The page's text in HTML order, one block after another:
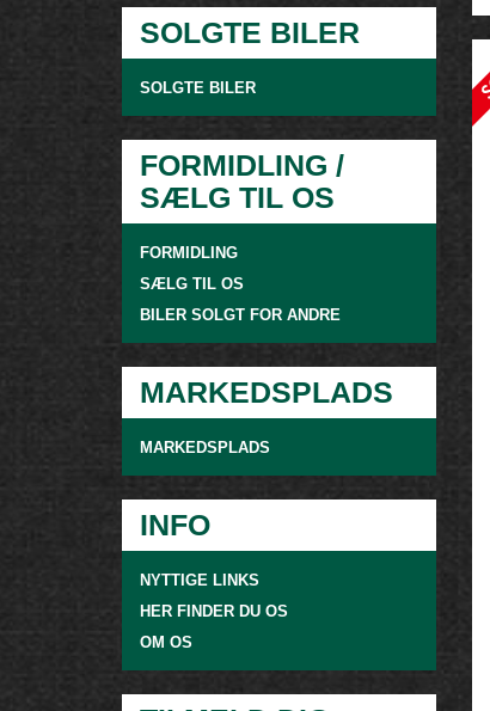
SOLGTE BILER
SOLGTE BILER
FORMIDLING /
SÆLG TIL OS
FORMIDLING
SÆLG TIL OS
BILER SOLGT FOR ANDRE
MARKEDSPLADS
MARKEDSPLADS
INFO
NYTTIGE LINKS
HER FINDER DU OS
OM OS